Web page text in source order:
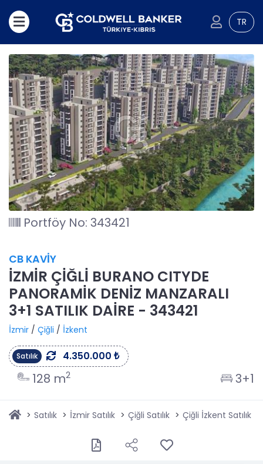
TR
Portföy No: 343421
CB KAVİY
İZMİR ÇİĞLİ BURANO CITYDE
PANORAMİK DENİZ MANZARALI
3+1 SATILIK DAİRE - 343421
İzmir / Çiğli / İzkent
Satılık 4.350.000 ₺
128 m2 3+1
Satılık İzmir Satılık Çiğli Satılık Çiğli İzkent Satılık